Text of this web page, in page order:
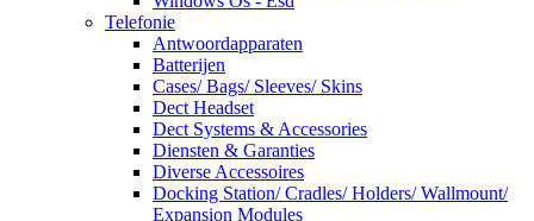
Telefonie
Antwoordapparaten
Batterijen
Cases/ Bags/ Sleeves/ Skins
Dect Headset
Dect Systems & Accessories
Diensten & Garanties
Diverse Accessoires
Docking Station/ Cradles/ Holders/ Wallmount/
Expansion Modules